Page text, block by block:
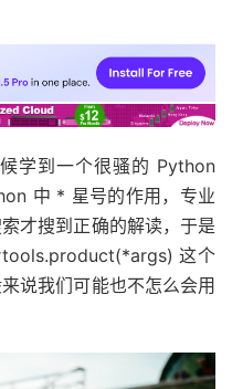
学到一个很骚的 Python
中 * 星号的作用，专业
才搜到正确的解读，于是
这个
说我们可能也不怎么会用